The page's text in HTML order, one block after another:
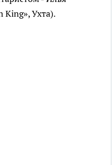
King», Ухта).